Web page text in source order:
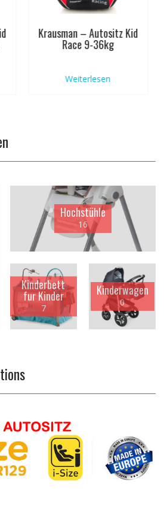
Krausman – Autositz Sicher
Rot 9-36kg
Weiterlesen
Hochstühle
16
Kinderbett
fur Kinder
7
Kinderwagen
0